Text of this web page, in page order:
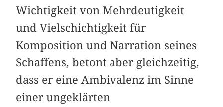
Wichtigkeit von Mehrdeutigkeit
und Vielschichtigkeit für
Komposition und Narration seines
Schaffens, betont aber gleichzeitig,
dass er eine Ambivalenz im Sinne
einer ungeklärten